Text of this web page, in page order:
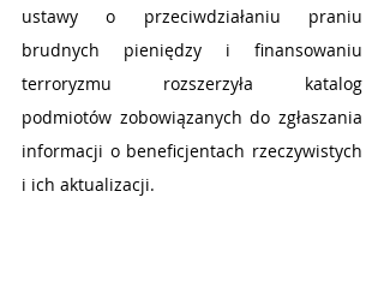
ustawy o przeciwdziałaniu praniu
brudnych pieniędzy i finansowaniu
terroryzmu rozszerzyła katalog
podmiotów zobowiązanych do zgłaszania
informacji o beneficjentach rzeczywistych
i ich aktualizacji.